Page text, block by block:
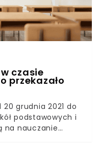
swoim
do 17 stycznia.
nagrody.
czasie
przekazało
grudnia 2021 do
podstawowych i
na nauczanie